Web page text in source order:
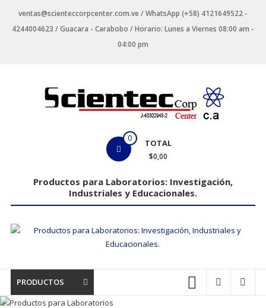
contenido
ventas@scienteccorpcenter.com.ve / WhatsApp (+58) 4121649522 -
4244004623 / Guacara - Carabobo / Horario: Lunes a Viernes 08:00 am -
04:00 pm
Laboratorios
Industriales
y
0 TOTAL
$0,00
Productos para Laboratorios: Investigación,
Industriales y Educacionales.
PRODUCTOS